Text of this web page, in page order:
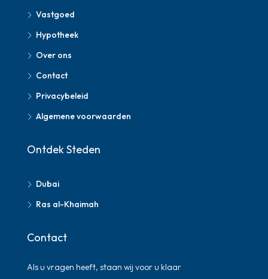
Vastgoed
Hypotheek
Over ons
Contact
Privacybeleid
Algemene voorwaarden
Ontdek Steden
Dubai
Ras al-Khaimah
Contact
Als u vragen heeft, staan ​​wij voor u klaar